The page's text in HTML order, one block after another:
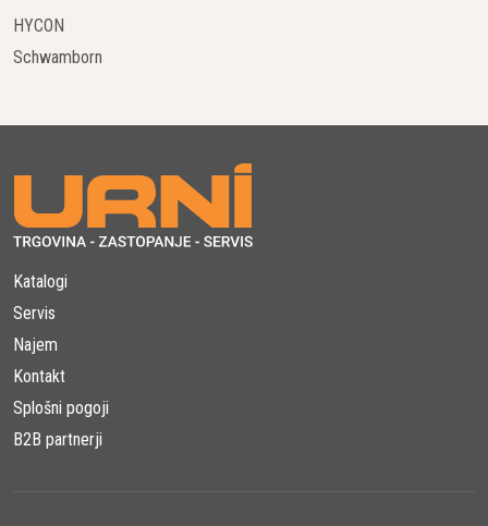
HYCON
Schwamborn
Katalogi
Servis
Najem
Kontakt
Splošni pogoji
B2B partnerji